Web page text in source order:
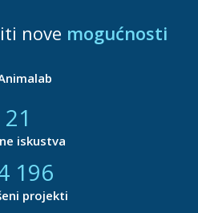
nove mogućnosti
21
iskustva
877
projekti